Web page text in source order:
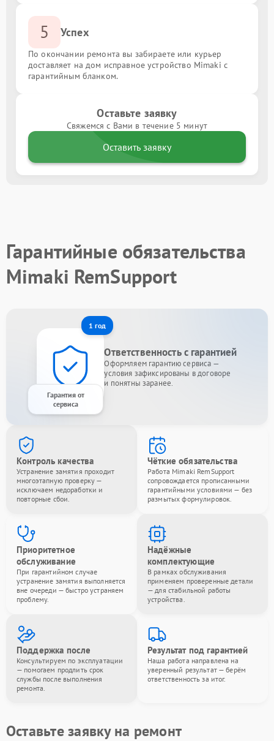
5 Успех
По окончании ремонта вы забираете или курьер
доставляет на дом исправное устройство Mimaki с
гарантийным бланком.
Оставьте заявку
Свяжемся с Вами в течение 5 минут
Оставить заявку
Гарантийные обязательства
Mimaki RemSupport
1 год
Гарантия от
сервиса
Ответственность с гарантией
Оформляем гарантию сервиса —
условия зафиксированы в договоре
и понятны заранее.
Контроль качества
Устранение замятия проходит
многоэтапную проверку —
исключаем недоработки и
повторные сбои.
Чёткие обязательства
Работа Mimaki RemSupport
сопровождается прописанными
гарантийными условиями — без
размытых формулировок.
Приоритетное
обслуживание
При гарантийном случае
устранение замятия выполняется
вне очереди — быстро устраняем
проблему.
Надёжные
комплектующие
В рамках обслуживания
применяем проверенные детали
— для стабильной работы
устройства.
Поддержка после
Консультируем по эксплуатации
— помогаем продлить срок
службы после выполнения
ремонта.
Результат под гарантией
Наша работа направлена на
уверенный результат — берём
ответственность за итог.
Оставьте заявку на ремонт